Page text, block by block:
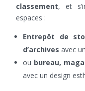
classement, et
espaces :
Entrepôt de
d’archives avec
ou bureau,
avec un design